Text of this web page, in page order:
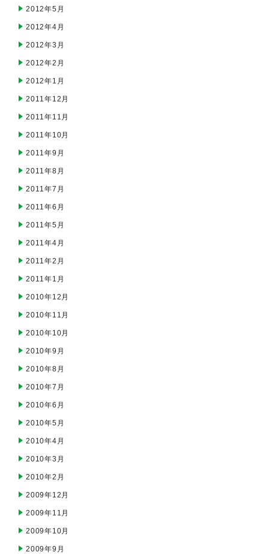
2012年5月
2012年4月
2012年3月
2012年2月
2012年1月
2011年12月
2011年11月
2011年10月
2011年9月
2011年8月
2011年7月
2011年6月
2011年5月
2011年4月
2011年2月
2011年1月
2010年12月
2010年11月
2010年10月
2010年9月
2010年8月
2010年7月
2010年6月
2010年5月
2010年4月
2010年3月
2010年2月
2009年12月
2009年11月
2009年10月
2009年9月